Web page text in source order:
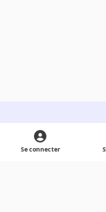
Light ModeDark ModeSystem
Se connecter